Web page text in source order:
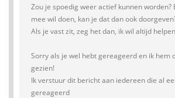
Zou je spoedig weer actief kunnen worden?
mee wil doen, kan je dat dan ook
Als je vast zit, zeg het dan, ik wil altijd
Sorry als je wel hebt gereageerd en ik hem
gezien!
Ik verstuur dit bericht aan iedereen die al
gereageerd